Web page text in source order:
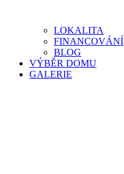
LOKALITA
FINANCOVÁNÍ
BLOG
VÝBĚR DOMU
GALERIE